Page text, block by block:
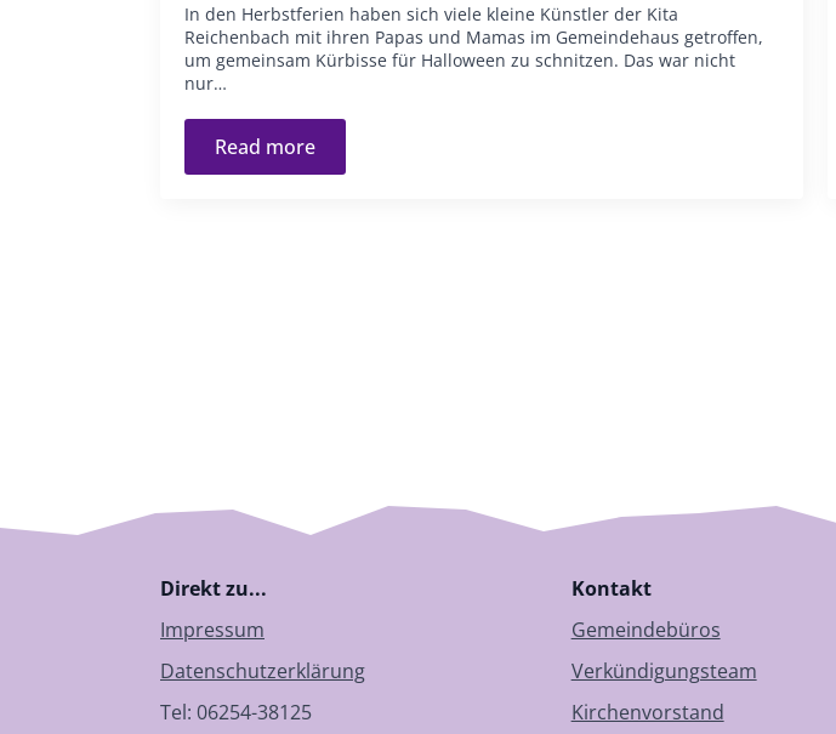
In den Herbstferien haben sich viele kleine Künstler der Kita
Reichenbach mit ihren Papas und Mamas im Gemeindehaus getroffen,
um gemeinsam Kürbisse für Halloween zu schnitzen. Das war nicht
nur…
Read more
Direkt zu...
Impressum
Datenschutzerklärung
Tel: 06254-38125
Kontakt
Gemeindebüros
Verkündigungsteam
Kirchenvorstand